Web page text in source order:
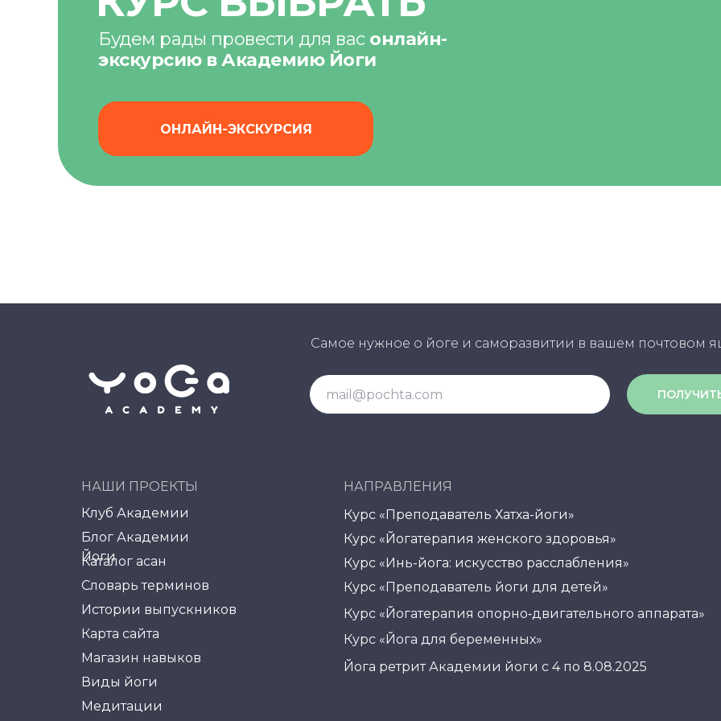
Будем рады провести для вас онлайн-
экскурсию в Академию Йоги
ОНЛАЙН-ЭКСКУРСИЯ
НАПРАВЛЕНИЯ
Курс «Преподаватель Хатха-йоги»
Курс «Йогатерапия женского здоровья»
Курс «Инь-йога: искусство расслабления»
Курс «Йогатерапия опорно‑двигательного аппарата»
НАШИ ПРОЕКТЫ
Блог Академии
Йоги
Клуб Академии
Карта сайта
Каталог асан
Словарь терминов
Истории выпускников
Магазин навыков
Самое нужное о йоге и саморазвитии в вашем почтовом
Виды йоги
Медитации
Йога ретрит Академии йоги с 4 по 8.08.2025
Курс «Йога для беременных»
Курс «Преподаватель йоги для детей»